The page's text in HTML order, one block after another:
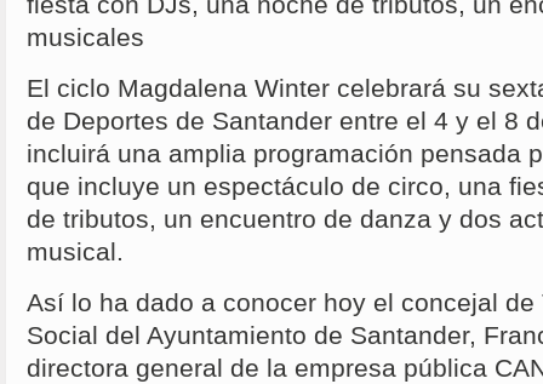
musicales
El ciclo Magdalena Winter celebrará su
de Deportes de Santander entre el 4 y el 8
incluirá una amplia programación pensada
que incluye un espectáculo de circo, una
de tributos, un encuentro de danza y dos
musical.
Así lo ha dado a conocer hoy el concejal
Social del Ayuntamiento de Santander,
directora general de la empresa pública